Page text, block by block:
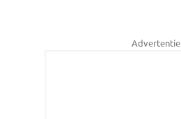
Advertentie